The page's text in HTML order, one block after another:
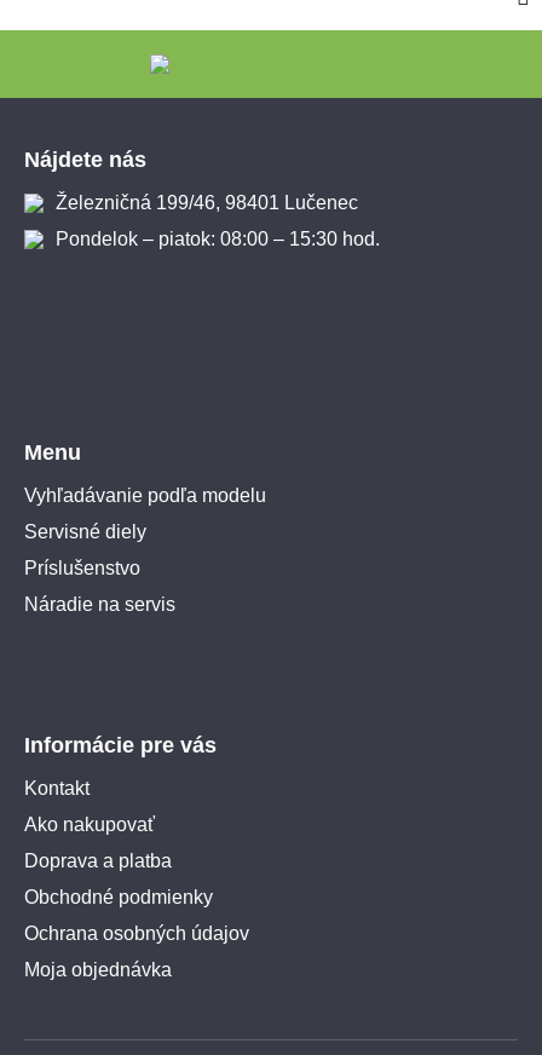
Nájdete nás
Železničná 199/46, 98401 Lučenec
Pondelok – piatok: 08:00 – 15:30 hod.
Menu
Vyhľadávanie podľa modelu
Servisné diely
Príslušenstvo
Náradie na servis
Informácie pre vás
Kontakt
Ako nakupovať
Doprava a platba
Obchodné podmienky
Ochrana osobných údajov
Moja objednávka